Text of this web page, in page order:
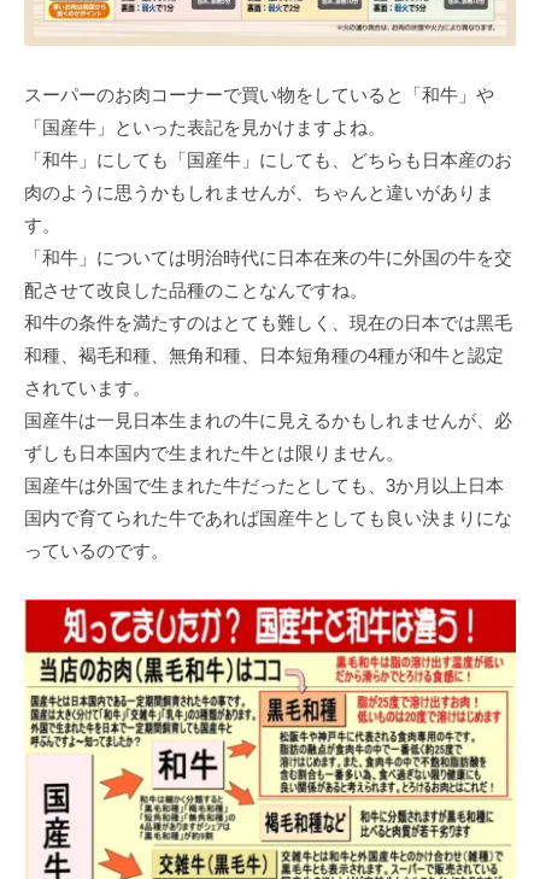
スーパーのお⾁コーナーで買い物をしていると「和⽜」や
「国産⽜」といった表記を⾒かけますよね。
「和⽜」にしても「国産⽜」にしても、どちらも⽇本産のお
⾁のように思うかもしれませんが、ちゃんと違いがありま
す。
「和⽜」については明治時代に⽇本在来の⽜に外国の⽜を交
配させて改良した品種のことなんですね。
和⽜の条件を満たすのはとても難しく、現在の⽇本では⿊⽑
和種、褐⽑和種、無⾓和種、⽇本短⾓種の4種が和⽜と認定
されています。
国産⽜は⼀⾒⽇本⽣まれの⽜に⾒えるかもしれませんが、必
ずしも⽇本国内で⽣まれた⽜とは限りません。
国産⽜は外国で⽣まれた⽜だったとしても、3か⽉以上⽇本
国内で育てられた⽜であれば国産⽜としても良い決まりにな
っているのです。